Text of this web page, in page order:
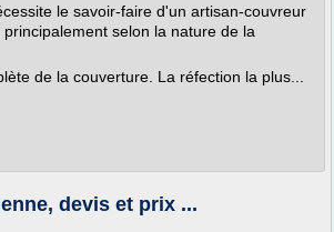
le savoir-faire d'un artisan-couvreur
selon la nature de la
de la couverture. La réfection la plus...
devis et prix ...